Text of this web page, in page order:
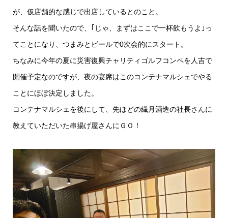
が、仮店舗的な感じで出店しているとのこと。
そんな話を聞いたので、｢じゃ、まずはここで一杯飲もうよ｣っ
てことになり、つまみとビールで0次会的にスタート。
ちなみに今年の夏に災害復興チャリティゴルフコンペを人吉で
開催予定なのですが、夜の宴席はこのコンテナマルシェでやる
ことにほぼ決定しました。
コンテナマルシェを後にして、先ほどの繊月酒造の社長さんに
教えていただいた串揚げ屋さんにＧＯ！